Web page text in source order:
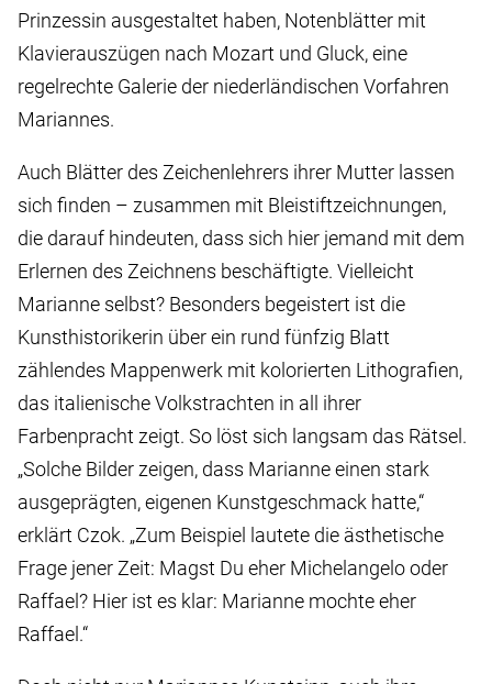
Prinzessin ausgestaltet haben, Notenblätter mit
Klavierauszügen nach Mozart und Gluck, eine
regelrechte Galerie der niederländischen Vorfahren
Mariannes.
Auch Blätter des Zeichenlehrers ihrer Mutter lassen
sich finden – zusammen mit Bleistiftzeichnungen,
die darauf hindeuten, dass sich hier jemand mit dem
Erlernen des Zeichnens beschäftigte. Vielleicht
Marianne selbst? Besonders begeistert ist die
Kunsthistorikerin über ein rund fünfzig Blatt
zählendes Mappenwerk mit kolorierten Lithografien,
das italienische Volkstrachten in all ihrer
Farbenpracht zeigt. So löst sich langsam das Rätsel.
„Solche Bilder zeigen, dass Marianne einen stark
ausgeprägten, eigenen Kunstgeschmack hatte,“
erklärt Czok. „Zum Beispiel lautete die ästhetische
Frage jener Zeit: Magst Du eher Michelangelo oder
Raffael? Hier ist es klar: Marianne mochte eher
Raffael.“